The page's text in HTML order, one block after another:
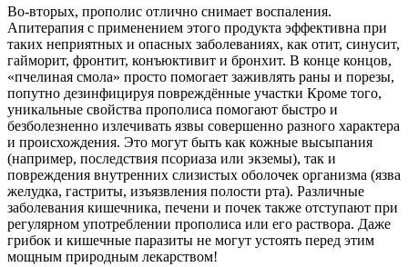
Во-вторых, прополис отлично снимает воспаления.
Апитерапия с применением этого продукта эффективна при
таких неприятных и опасных заболеваниях, как отит, синусит,
гайморит, фронтит, конъюктивит и бронхит. В конце концов,
«пчелиная смола» просто помогает заживлять раны и порезы,
попутно дезинфицируя повреждённые участки Кроме того,
уникальные свойства прополиса помогают быстро и
безболезненно излечивать язвы совершенно разного характера
и происхождения. Это могут быть как кожные высыпания
(например, последствия псориаза или экземы), так и
повреждения внутренних слизистых оболочек организма (язва
желудка, гастриты, изъязвления полости рта). Различные
заболевания кишечника, печени и почек также отступают при
регулярном употреблении прополиса или его раствора. Даже
грибок и кишечные паразиты не могут устоять перед этим
мощным природным лекарством!